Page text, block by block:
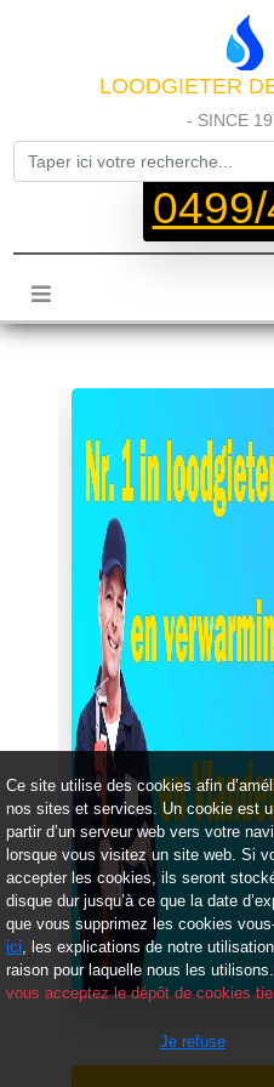
LOODGIETER
- SINCE
Précédent
Ce site utilise des cookies afin
nos sites et services. Un cookie est
partir d’un serveur web vers votre
lorsque vous visitez un site web. Si
accepter les cookies, ils seront
disque dur jusqu’à ce que la date
que vous supprimez les cookies
ici, les explications de notre
raison pour laquelle nous les utilisons.
vous acceptez le dépôt de cookies
Je refuse